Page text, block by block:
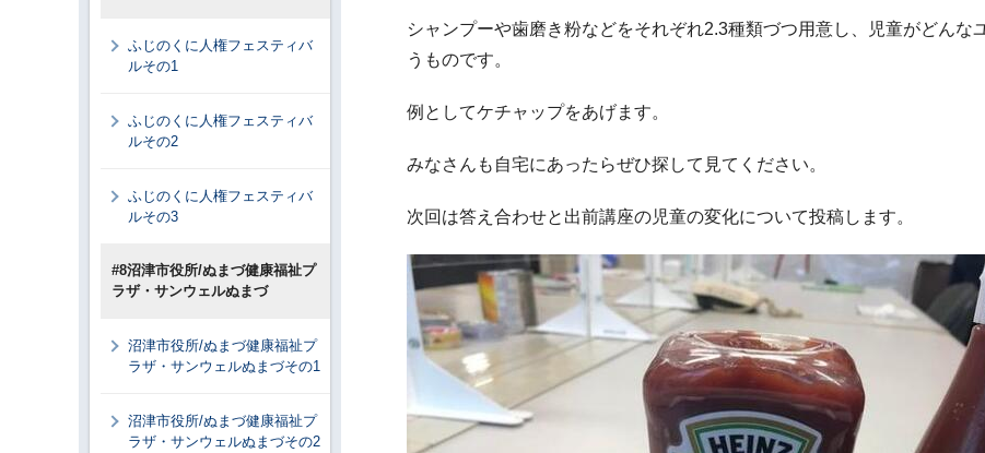
シャンプーや歯磨き粉などをそれぞれ2.3種類づつ用意し、児童がどん
うものです。
例としてケチャップをあげます。
みなさんも自宅にあったらぜひ探して見てください。
次回は答え合わせと出前講座の児童の変化について投稿します。
ふじのくに人権フェスティバ
ルその1
ふじのくに人権フェスティバ
ルその2
ふじのくに人権フェスティバ
ルその3
#8沼津市役所/ぬまづ健康福祉プ
ラザ・サンウェルぬまづ
沼津市役所/ぬまづ健康福祉プ
ラザ・サンウェルぬまづその1
沼津市役所/ぬまづ健康福祉プ
ラザ・サンウェルぬまづその2